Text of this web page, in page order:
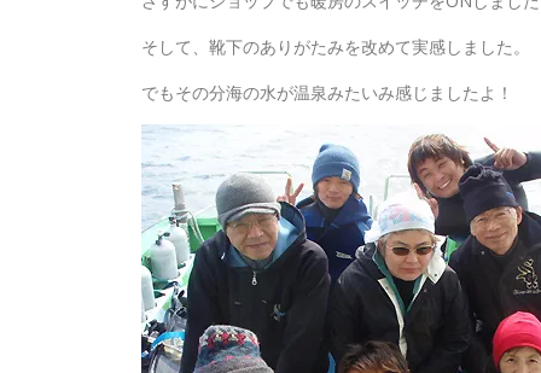
そして、靴下のありがたみを改めて実感しました。
でもその分海の水が温泉みたいみ感じましたよ！